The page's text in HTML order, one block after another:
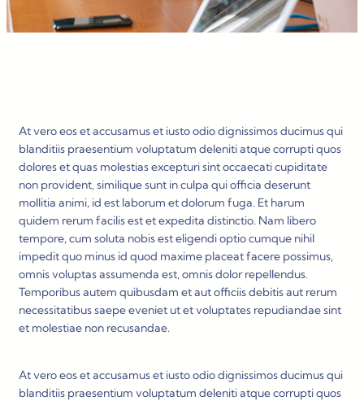
At vero eos et accusamus et iusto odio dignissimos ducimus qui
blanditiis praesentium voluptatum deleniti atque corrupti quos
dolores et quas molestias excepturi sint occaecati cupiditate
non provident, similique sunt in culpa qui officia deserunt
mollitia animi, id est laborum et dolorum fuga. Et harum
quidem rerum facilis est et expedita distinctio. Nam libero
tempore, cum soluta nobis est eligendi optio cumque nihil
impedit quo minus id quod maxime placeat facere possimus,
omnis voluptas assumenda est, omnis dolor repellendus.
Temporibus autem quibusdam et aut officiis debitis aut rerum
necessitatibus saepe eveniet ut et voluptates repudiandae sint
et molestiae non recusandae.
At vero eos et accusamus et iusto odio dignissimos ducimus qui
blanditiis praesentium voluptatum deleniti atque corrupti quos